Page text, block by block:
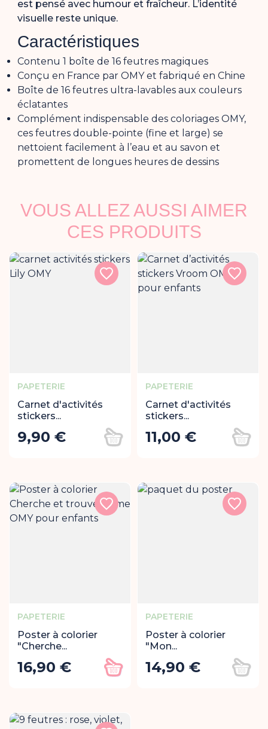
est pensé avec humour et fraîcheur. L’identité
visuelle reste unique.
Caractéristiques
Contenu 1 boîte de 16 feutres magiques
Conçu en France par OMY et fabriqué en Chine
Boîte de 16 feutres ultra-lavables aux couleurs
éclatantes
Complément indispensable des coloriages OMY,
ces feutres double-pointe (fine et large) se
nettoient facilement à l’eau et au savon et
promettent de longues heures de dessins
VOUS ALLEZ AUSSI AIMER
CES PRODUITS
PAPETERIE
Carnet d'activités
stickers...
Prix
9,90 €
Rupture de stock
PAPETERIE
Carnet d'activités
stickers...
Prix
11,00 €
Rupture de stock
PAPETERIE
Poster à colorier
"Cherche...
Prix
16,90 €
PAPETERIE
Poster à colorier
"Mon...
Prix
14,90 €